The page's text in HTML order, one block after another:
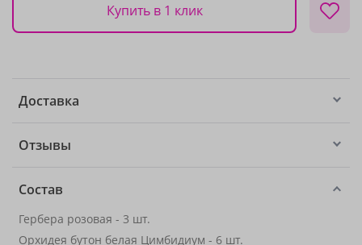
Купить в 1 клик
Доставка
Отзывы
Состав
Гербера розовая - 3 шт.
Орхидея бутон белая Цимбидиум - 6 шт.